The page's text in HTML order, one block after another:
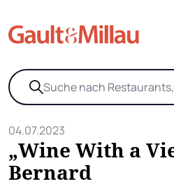
04.07.2023
„Wine With a
Bernard